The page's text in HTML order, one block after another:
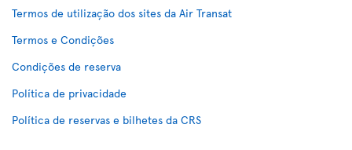
Termos de utilização dos sites da Air Transat
Termos e Condições
Condições de reserva
Política de privacidade
Política de reservas e bilhetes da CRS